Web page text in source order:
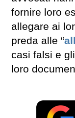
fornire loro
allegare ai
preda alle “
casi falsi e
loro